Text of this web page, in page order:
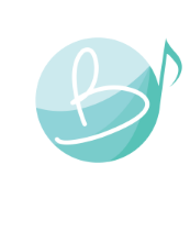
content